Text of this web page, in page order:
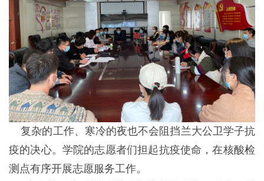
复杂的工作、寒冷的夜也不会阻挡兰大公卫学子抗
疫的决心。学院的志愿者们担起抗疫使命，在核酸检
测点有序开展志愿服务工作。